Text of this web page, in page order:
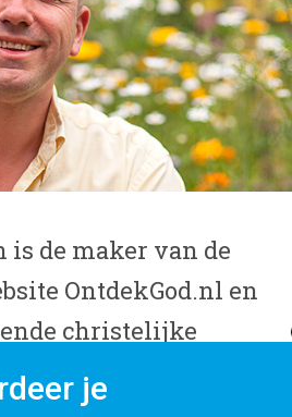
is de maker van de
OntdekGod.nl en
christelijke
kaarten.
je